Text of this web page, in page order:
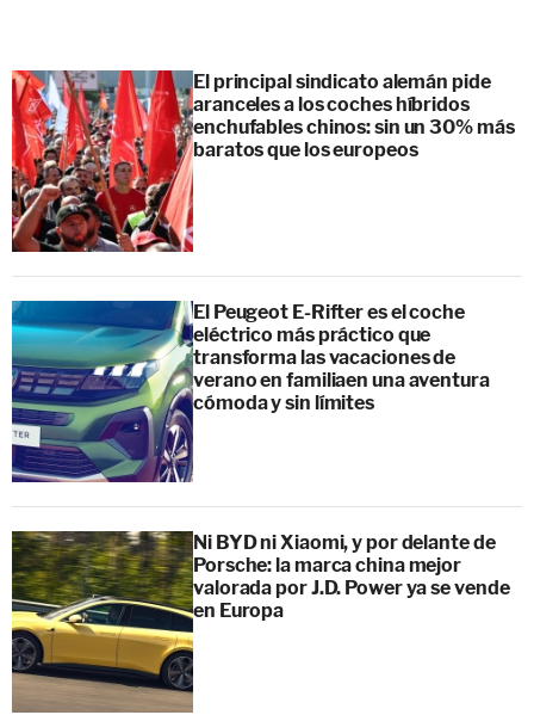
El principal sindicato alemán pide
aranceles a los coches híbridos
enchufables chinos: sin un 30% más
baratos que los europeos
El Peugeot E-Rifter es el coche
eléctrico más práctico que
transforma las vacaciones de
verano en familiaen una aventura
cómoda y sin límites
Ni BYD ni Xiaomi, y por delante de
Porsche: la marca china mejor
valorada por J.D. Power ya se vende
en Europa